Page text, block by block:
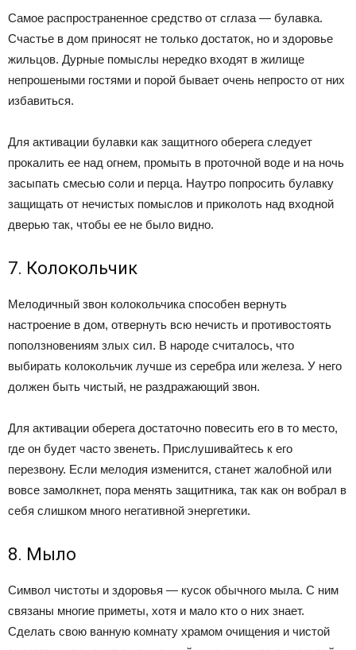
Самое распространенное средство от сглаза — булавка.
Счастье в дом приносят не только достаток, но и здоровье
жильцов. Дурные помыслы нередко входят в жилище
непрошеными гостями и порой бывает очень непросто от них
избавиться.
Для активации булавки как защитного оберега следует
прокалить ее над огнем, промыть в проточной воде и на ночь
засыпать смесью соли и перца. Наутро попросить булавку
защищать от нечистых помыслов и приколоть над входной
дверью так, чтобы ее не было видно.
7. Колокольчик
Мелодичный звон колокольчика способен вернуть
настроение в дом, отвернуть всю нечисть и противостоять
поползновениям злых сил. В народе считалось, что
выбирать колокольчик лучше из серебра или железа. У него
должен быть чистый, не раздражающий звон.
Для активации оберега достаточно повесить его в то место,
где он будет часто звенеть. Прислушивайтесь к его
перезвону. Если мелодия изменится, станет жалобной или
вовсе замолкнет, пора менять защитника, так как он вобрал в
себя слишком много негативной энергетики.
8. Мыло
Символ чистоты и здоровья — кусок обычного мыла. С ним
связаны многие приметы, хотя и мало кто о них знает.
Сделать свою ванную комнату храмом очищения и чистой